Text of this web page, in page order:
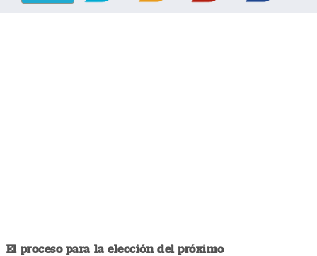
El proceso para la elección del próximo